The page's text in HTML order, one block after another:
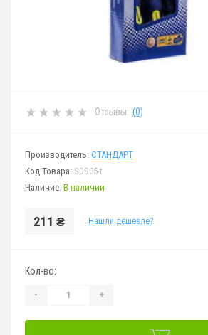
Отзывы: (0)
Производитель: СТАНДАРТ
Код Товара: SDS05-t
Наличие: В наличии
211 ₴ Нашли дешевле?
Кол-во:
- +